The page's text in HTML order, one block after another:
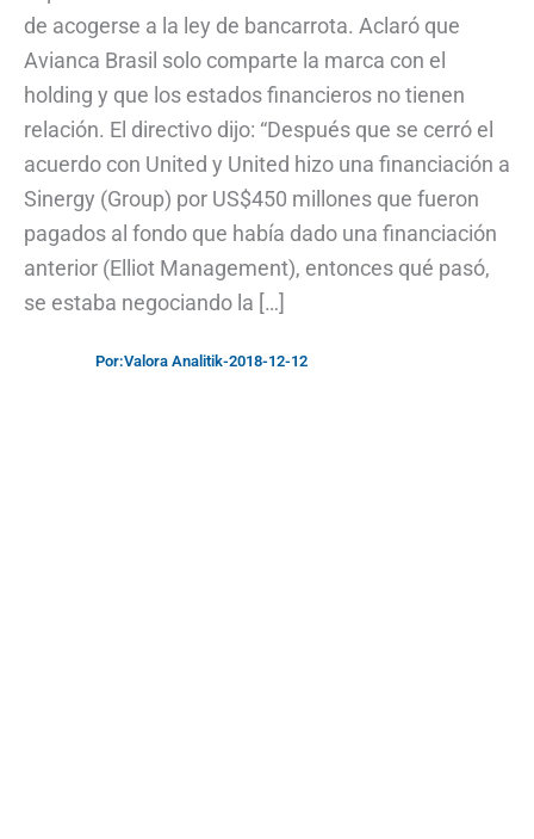
de acogerse a la ley de bancarrota. Aclaró que
Avianca Brasil solo comparte la marca con el
holding y que los estados financieros no tienen
relación. El directivo dijo: “Después que se cerró el
acuerdo con United y United hizo una financiación a
Sinergy (Group) por US$450 millones que fueron
pagados al fondo que había dado una financiación
anterior (Elliot Management), entonces qué pasó,
se estaba negociando la […]
Por:Valora Analitik-2018-12-12